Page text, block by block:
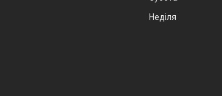
Неділя